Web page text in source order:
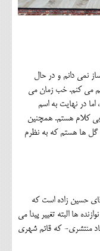
نمی دانم و در حال
می کنم. خب زمان می
در نهایت به اسم
بی کلام هستم. همچنین
گل ها هستم که به نظرم
حسین زاده است که
ها البته تغییر پیدا می
منتشری- که قائم شهری